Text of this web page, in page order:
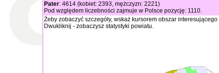
Pater: 4614 (kobiet: 2393, mężczyzn: 2221)
Pod względem liczebności zajmuje w Polsce pozycję: 1110.
Żeby zobaczyć szczegóły, wskaż kursorem obszar
Dwukliknij - zobaczysz statystyki powiatu.